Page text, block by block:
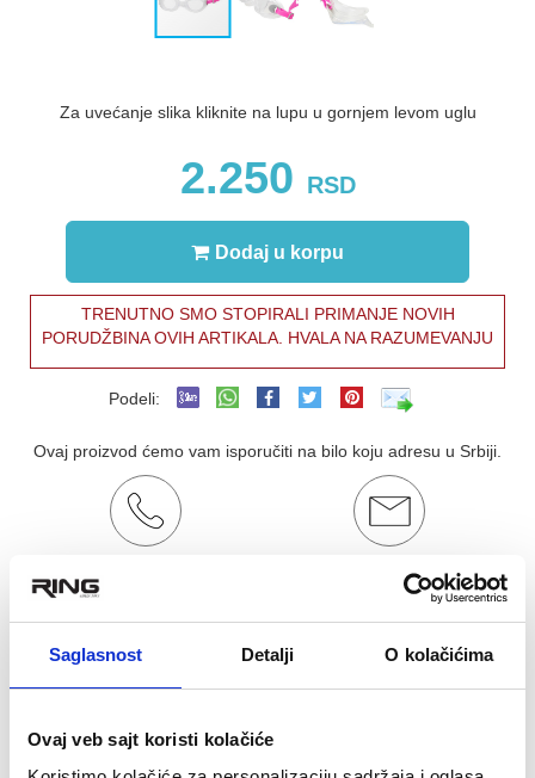
Saglasnost Detalji O kolačićima
Ovaj veb sajt koristi kolačiće
Za uvećanje slika kliknite na lupu u gornjem levom uglu
2.250 RSD
Dodaj u korpu
TRENUTNO SMO STOPIRALI PRIMANJE NOVIH
PORUDŽBINA OVIH ARTIKALA. HVALA NA RAZUMEVANJU
Podeli:
Ovaj proizvod ćemo vam isporučiti na bilo koju adresu u Srbiji.
011/877-43-69
Kontakt email
ringrelax@gmail.com
OCENA KORISNIKA:
Pogledaj mišljenja (0) ★★★★
OPIS PROIZVODA